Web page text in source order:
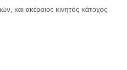
και ακέραιος κινητός κάτοχος